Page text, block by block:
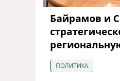
Байрамов и
ПОЛИТИКА